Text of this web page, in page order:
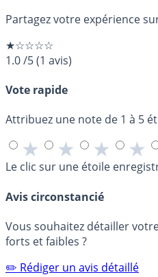
Partagez votre expérience
★☆☆☆☆
1.0/5(1 avis)
Vote rapide
Attribuez une note de 1 à 5
★ ★ ★ ★
Le clic sur une étoile
Avis circonstancié
Vous souhaitez détailler
forts et faibles ?
✏️ Rédiger un avis détaillé